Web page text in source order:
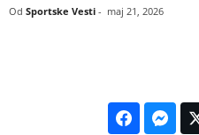
Od Sportske Vesti - maj 21, 2026